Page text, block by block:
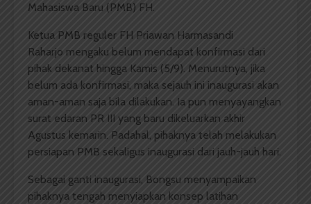
Mahasiswa Baru (PMB) FH.
Ketua PMB reguler FH Priawan Harmasandi
Raharjo mengaku belum mendapat konfirmasi dari
pihak dekanat hingga Kamis (5/9). Menurutnya, jika
belum ada konfirmasi, maka sejauh ini inaugurasi akan
aman-aman saja bila dilakukan. Ia pun menyayangkan
surat edaran PR III yang baru dikeluarkan akhir
Agustus kemarin. Padahal, pihaknya telah melakukan
persiapan PMB sekaligus inaugurasi dari jauh-jauh hari.
Sebagai ganti inaugurasi, Bongsu menyampaikan
pihaknya tengah menyiapkan konsep latihan